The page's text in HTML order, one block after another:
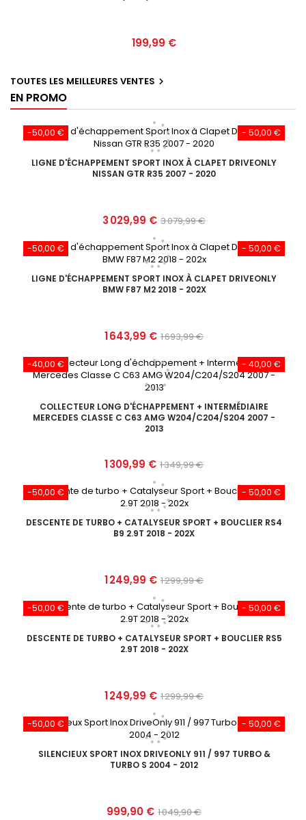
Prix
199,99 €
TOUTES LES MEILLEURES VENTES 
EN PROMO
- 50,00 €
-50,00 €
LIGNE D'ÉCHAPPEMENT SPORT INOX À CLAPET DRIVEONLY
NISSAN GTR R35 2007 - 2020
Prix
3 029,99 € Prix
de
base
3 079,99 €
- 50,00 €
-50,00 €
LIGNE D'ÉCHAPPEMENT SPORT INOX À CLAPET DRIVEONLY
BMW F87 M2 2018 - 202X
Prix
1 643,99 € Prix
base
1 693,99 €
- 40,00 €
-40,00 €
COLLECTEUR LONG D'ÉCHAPPEMENT + INTERMÉDIAIRE
MERCEDES CLASSE C C63 AMG W204/C204/S204 2007 -
2013
Prix
1 309,99 € Prix
de
base
1 349,99 €
- 50,00 €
-50,00 €
DESCENTE DE TURBO + CATALYSEUR SPORT + BOUCLIER RS4
B9 2.9T 2018 - 202X
Prix
1 249,99 € Prix
de
base
1 299,99 €
- 50,00 €
-50,00 €
DESCENTE DE TURBO + CATALYSEUR SPORT + BOUCLIER RS5
2.9T 2018 - 202X
Prix
1 249,99 € Prix
de
base
1 299,99 €
- 50,00 €
-50,00 €
SILENCIEUX SPORT INOX DRIVEONLY 911 / 997 TURBO &
TURBO S 2004 - 2012
Prix
999,90 € Prix
1 049,90 €